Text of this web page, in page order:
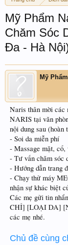
Mỹ Phẩm
Chăm Sóc
Đa - Hà
Mỹ
Naris thân mời
NARIS tại văn
nội dung sau
- Soi da miễn phí
- Massage mặt, cổ,
- Tư vấn chăm sóc
- Hướng dẫn trang
- Chạy thử máy
nhận sự khác biệt
Các mẹ gửi tin
CHỈ] [LOẠI DA]
các mẹ nhé.
Chủ đề cùng